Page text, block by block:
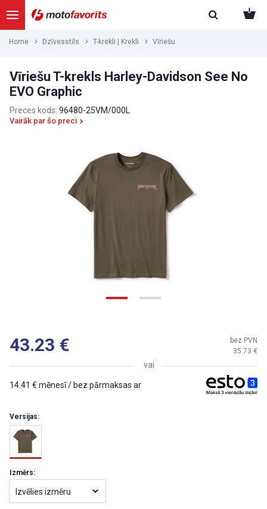
Home Dzīvesstils T-krekli | Krekli Vīriešu
Vīriešu T-krekls Harley-Davidson See No
EVO Graphic
Preces kods: 96480-25VM/000L
Vairāk par šo preci
43.23 35.73
bez PVN
vai
14.41 mēnesī / bez pārmaksas ar
Versijas:
Izmērs:
Izvēlies izmēru